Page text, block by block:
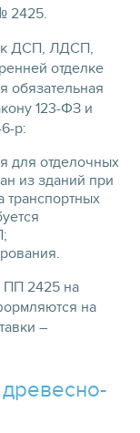
2425.
ДСП, ЛДСП,
отделке
обязательная
123-ФЗ и
р:
для отделочных
из зданий при
транспортных
ПП 2425 на
на
–